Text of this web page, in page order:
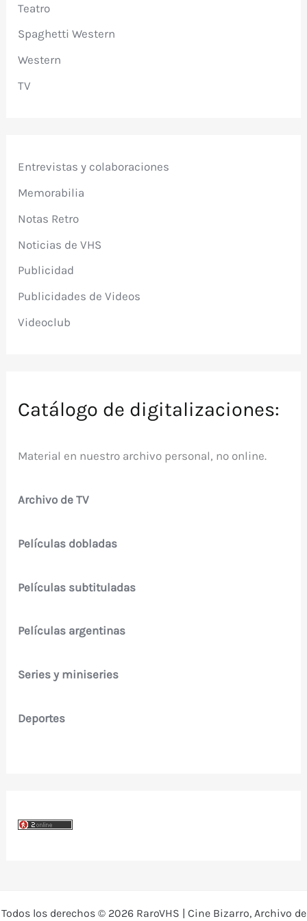
Teatro
Spaghetti Western
Western
TV
Entrevistas y colaboraciones
Memorabilia
Notas Retro
Noticias de VHS
Publicidad
Publicidades de Videos
Videoclub
Catálogo de digitalizaciones:
Material en nuestro archivo personal, no online.
Archivo de TV
Películas dobladas
Películas subtituladas
Películas argentinas
Series y miniseries
Deportes
Todos los derechos © 2026 RaroVHS | Cine Bizarro, Archivo de